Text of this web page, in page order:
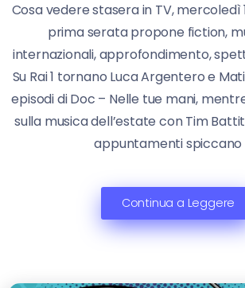
Cosa vedere stasera in TV, mercoledì
prima serata propone fiction,
internazionali, approfondimento,
Su Rai 1 tornano Luca Argentero e
episodi di Doc – Nelle tue mani,
sulla musica dell’estate con Tim
appuntamenti spiccano
Continua a Leggere